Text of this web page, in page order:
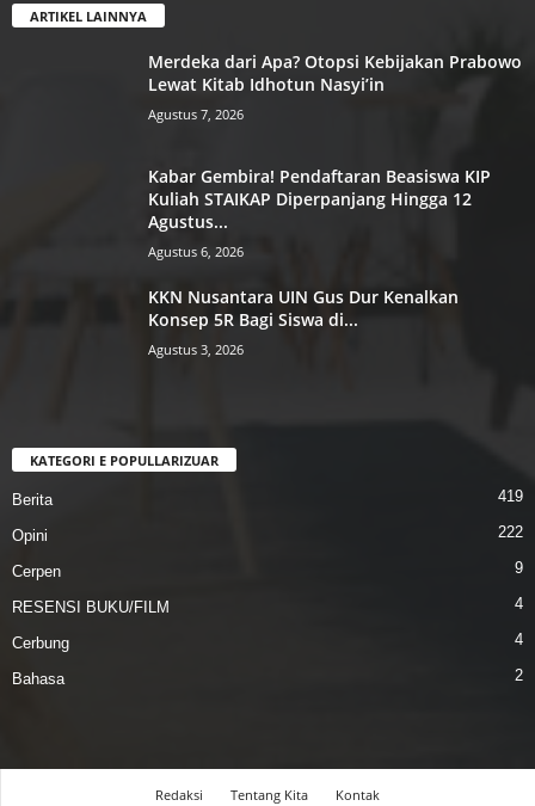
ARTIKEL LAINNYA
Merdeka dari Apa? Otopsi Kebijakan Prabowo
Lewat Kitab Idhotun Nasyi’in
Agustus 7, 2026
Kabar Gembira! Pendaftaran Beasiswa KIP
Kuliah STAIKAP Diperpanjang Hingga 12
Agustus...
Agustus 6, 2026
KKN Nusantara UIN Gus Dur Kenalkan
Konsep 5R Bagi Siswa di...
Agustus 3, 2026
KATEGORI E POPULLARIZUAR
Berita 419
Opini 222
Cerpen 9
RESENSI BUKU/FILM 4
Cerbung 4
Bahasa 2
Redaksi Tentang Kita Kontak